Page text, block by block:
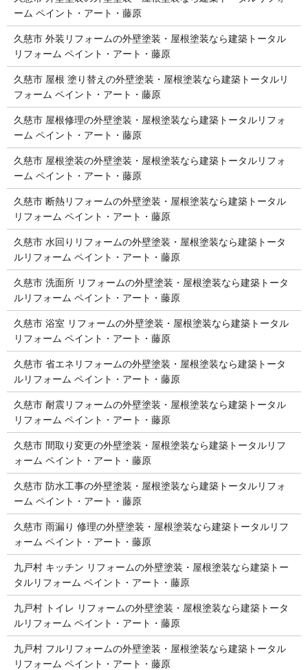
ーム ペイント・アート・藤原
久慈市 外装リフォームの外壁塗装・屋根塗装なら建築トータル
リフォーム ペイント・アート・藤原
久慈市 屋根 塗り替えの外壁塗装・屋根塗装なら建築トータルリ
フォーム ペイント・アート・藤原
久慈市 屋根修理の外壁塗装・屋根塗装なら建築トータルリフォ
ーム ペイント・アート・藤原
久慈市 屋根塗装の外壁塗装・屋根塗装なら建築トータルリフォ
ーム ペイント・アート・藤原
久慈市 断熱リフォームの外壁塗装・屋根塗装なら建築トータル
リフォーム ペイント・アート・藤原
久慈市 水回りリフォームの外壁塗装・屋根塗装なら建築トータ
ルリフォーム ペイント・アート・藤原
久慈市 洗面所 リフォームの外壁塗装・屋根塗装なら建築トータ
ルリフォーム ペイント・アート・藤原
久慈市 浴室 リフォームの外壁塗装・屋根塗装なら建築トータル
リフォーム ペイント・アート・藤原
久慈市 省エネリフォームの外壁塗装・屋根塗装なら建築トータ
ルリフォーム ペイント・アート・藤原
久慈市 耐震リフォームの外壁塗装・屋根塗装なら建築トータル
リフォーム ペイント・アート・藤原
久慈市 間取り変更の外壁塗装・屋根塗装なら建築トータルリフ
ォーム ペイント・アート・藤原
久慈市 防水工事の外壁塗装・屋根塗装なら建築トータルリフォ
ーム ペイント・アート・藤原
久慈市 雨漏り 修理の外壁塗装・屋根塗装なら建築トータルリフ
ォーム ペイント・アート・藤原
九戸村 キッチン リフォームの外壁塗装・屋根塗装なら建築トー
タルリフォーム ペイント・アート・藤原
九戸村 トイレ リフォームの外壁塗装・屋根塗装なら建築トータ
ルリフォーム ペイント・アート・藤原
九戸村 フルリフォームの外壁塗装・屋根塗装なら建築トータル
リフォーム ペイント・アート・藤原